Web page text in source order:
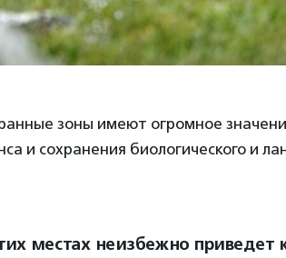
зоны имеют огромное
и сохранения биологического и
местах неизбежно приведет